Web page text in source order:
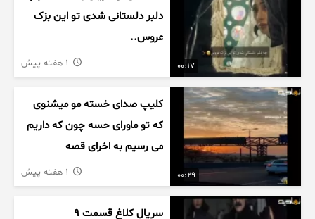
00:17
دلبر دلستانی شدی تو این بزک
عروس..
00:29
کلیپ صدای خسته مو میشنوی
که تو ماورای حسه چون که داریم
می رسیم به اخرای قصه
سریال کلاغ قسمت 9